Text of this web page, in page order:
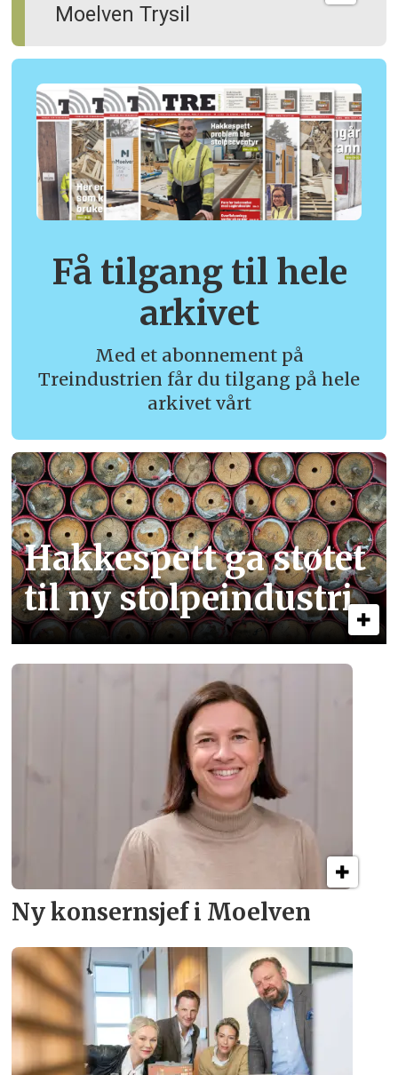
Moelven Trysil
Få tilgang til hele
arkivet
Med et abonnement på
Treindustrien får du tilgang på hele
arkivet vårt
Hakkespett ga støtet
til ny stolpe­industri
Ny konsern­sjef i Moelven